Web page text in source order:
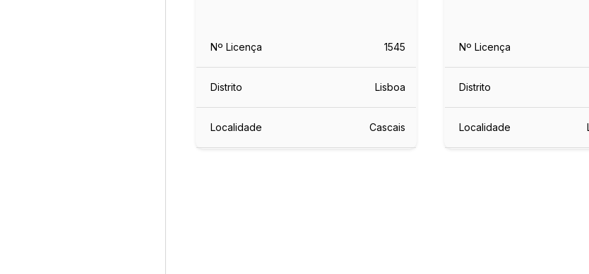
Nº Licença 1545
Distrito Lisboa
Localidade Cascais
Nº Licença
Distrito
Localidade